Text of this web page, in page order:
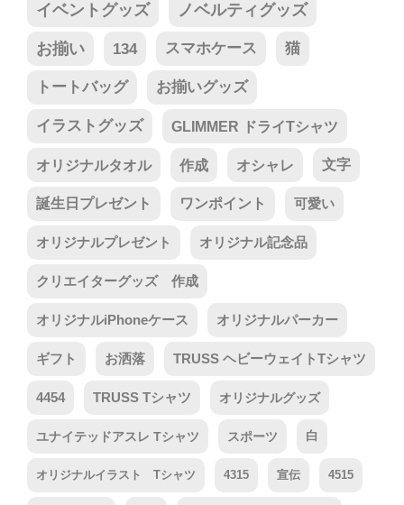
イベントグッズ ノベルティグッズ
お揃い 134 スマホケース 猫
トートバッグ お揃いグッズ
イラストグッズ GLIMMER ドライTシャツ
オリジナルタオル 作成 オシャレ 文字
誕生日プレゼント ワンポイント 可愛い
オリジナルプレゼント オリジナル記念品
クリエイターグッズ 作成
オリジナルiPhoneケース オリジナルパーカー
ギフト お洒落 TRUSS ヘビーウェイトTシャツ
4454 TRUSS Tシャツ オリジナルグッズ
ユナイテッドアスレ Tシャツ スポーツ 白
オリジナルイラスト Tシャツ 4315 宣伝 4515